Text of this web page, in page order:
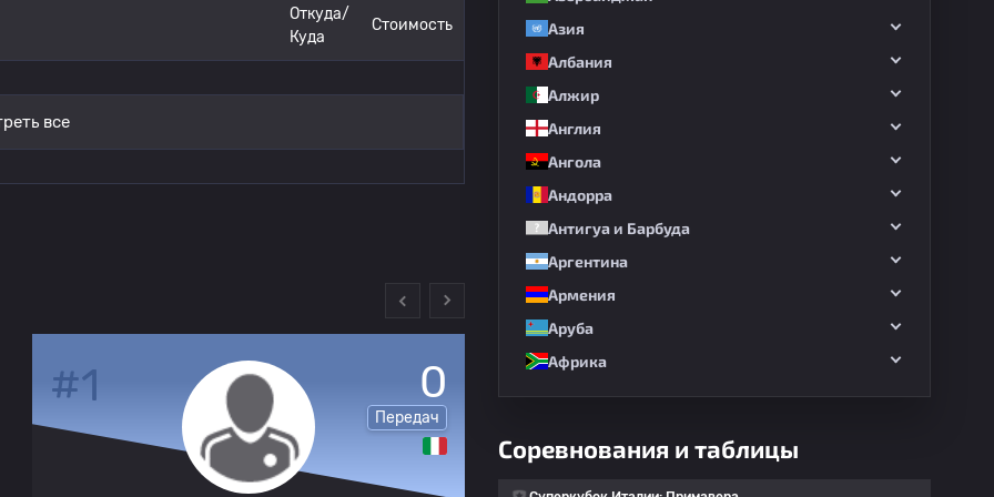
Фиорентина до 18 лет 0
Фиорентина до 18 лет 0
Откуда/
Куда
Стоимость
все
#1 0
Передач
#1 0
Азия
Албания
Алжир
Англия
Ангола
Андорра
Антигуа и Барбуда
Аргентина
Армения
Аруба
Африка
Соревнования и таблицы